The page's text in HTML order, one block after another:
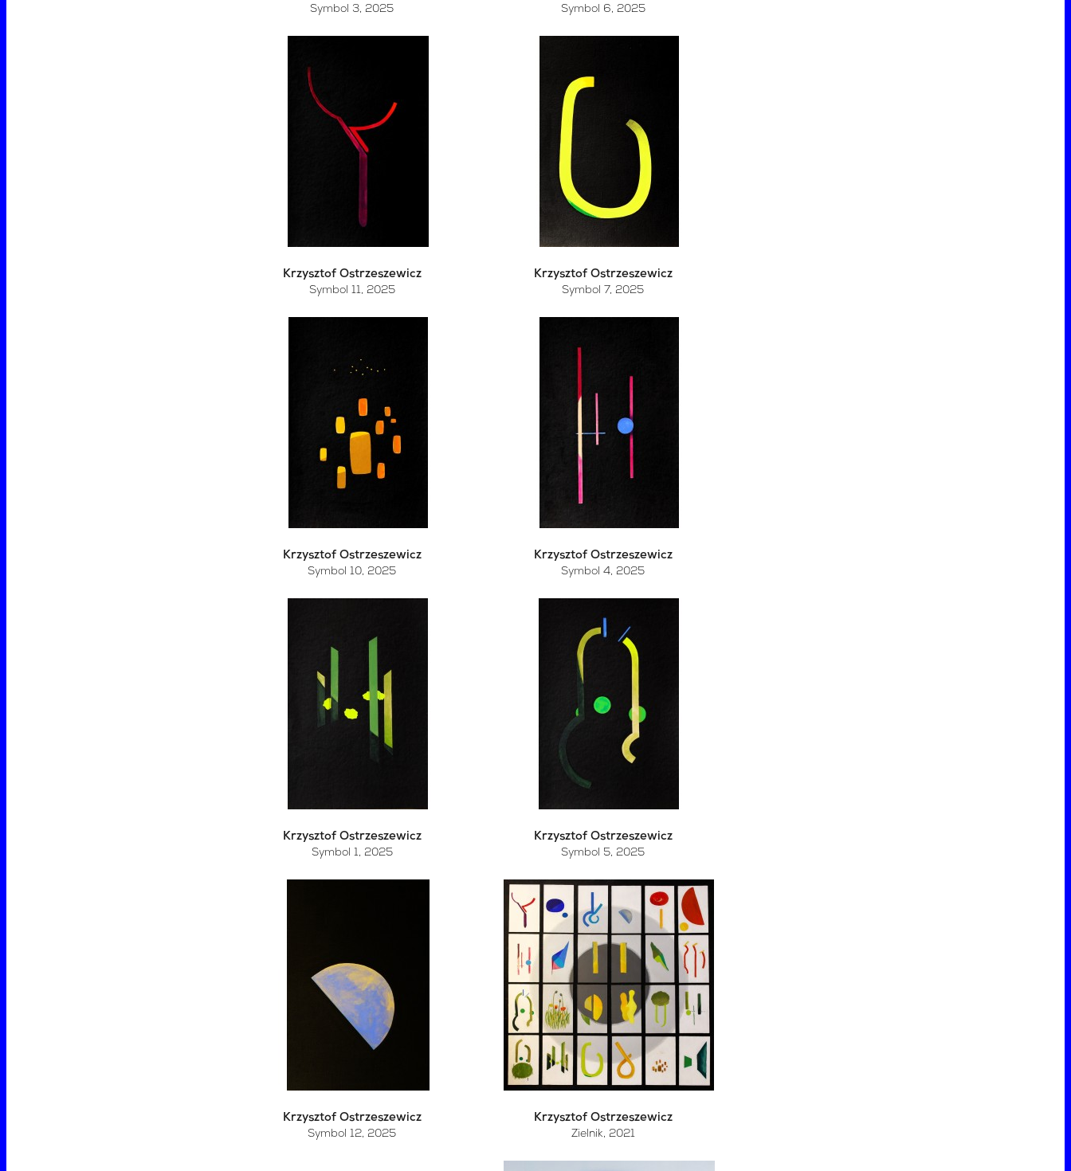
Symbol 3, 2025
Symbol 6, 2025
Krzysztof Ostrzeszewicz
Symbol 11, 2025
Krzysztof Ostrzeszewicz
Symbol 7, 2025
Krzysztof Ostrzeszewicz
Symbol 10, 2025
Krzysztof Ostrzeszewicz
Symbol 4, 2025
Krzysztof Ostrzeszewicz
Symbol 1, 2025
Krzysztof Ostrzeszewicz
Symbol 5, 2025
Krzysztof Ostrzeszewicz
Symbol 12, 2025
Krzysztof Ostrzeszewicz
Zielnik, 2021